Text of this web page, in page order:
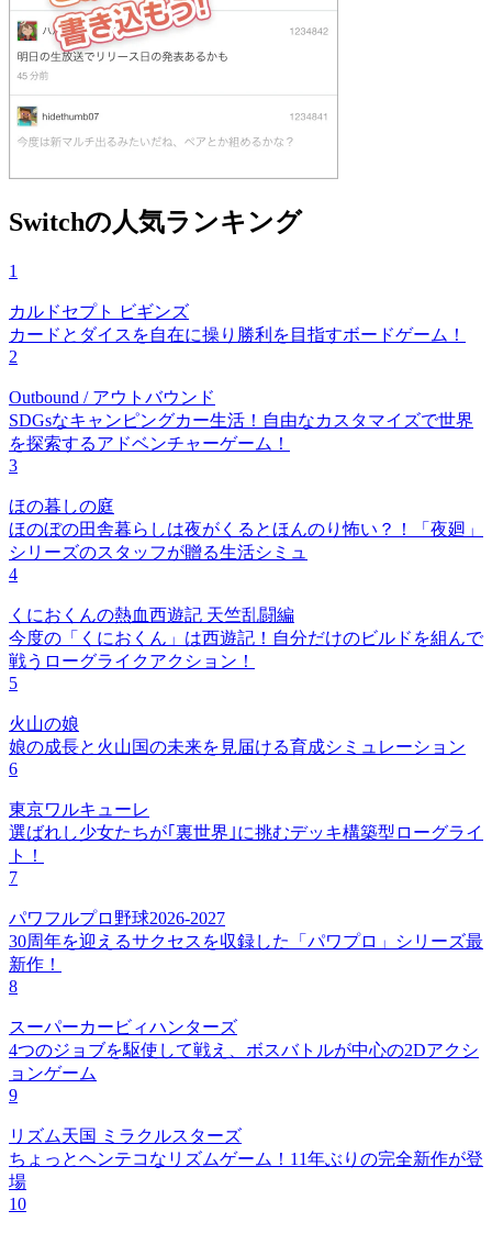
Switchの人気ランキング
1
カルドセプト ビギンズ
カードとダイスを自在に操り勝利を目指すボードゲーム！
2
Outbound / アウトバウンド
SDGsなキャンピングカー生活！自由なカスタマイズで世界
を探索するアドベンチャーゲーム！
3
ほの暮しの庭
ほのぼの田舎暮らしは夜がくるとほんのり怖い？！「夜廻」
シリーズのスタッフが贈る生活シミュ
4
くにおくんの熱血西遊記 天竺乱闘編
今度の「くにおくん」は西遊記！自分だけのビルドを組んで
戦うローグライクアクション！
5
火山の娘
娘の成長と火山国の未来を見届ける育成シミュレーション
6
東京ワルキューレ
選ばれし少女たちが｢裏世界｣に挑むデッキ構築型ローグライ
ト！
7
パワフルプロ野球2026-2027
30周年を迎えるサクセスを収録した「パワプロ」シリーズ最
新作！
8
スーパーカービィハンターズ
4つのジョブを駆使して戦え、ボスバトルが中心の2Dアクシ
ョンゲーム
9
リズム天国 ミラクルスターズ
ちょっとヘンテコなリズムゲーム！11年ぶりの完全新作が登
場
10